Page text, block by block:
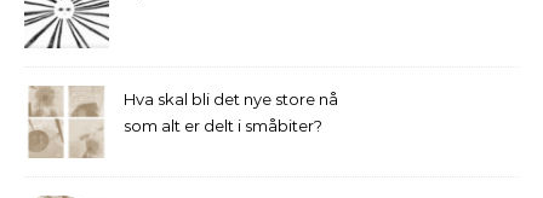
Hva skal bli det nye store nå
som alt er delt i småbiter?